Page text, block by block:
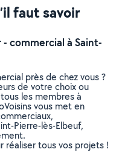
faut savoir
commercial à Saint-
près de chez vous ?
de votre choix ou
les membres à
vous met en
Pierre-lès-Elbeuf,
réaliser tous vos projets !